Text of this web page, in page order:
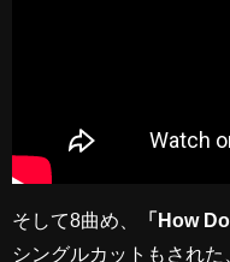
そして8曲め、 「How
シングルカットもされた